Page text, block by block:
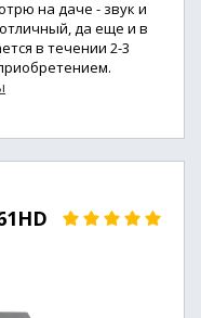
на даче - звук и
да еще и в
в течении 2-3